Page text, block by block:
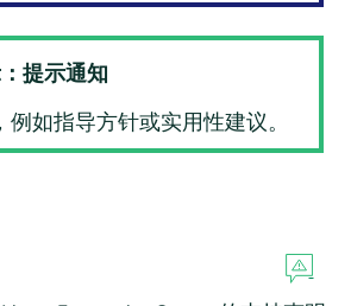
提示通知
例如指导方针或实用性建议。